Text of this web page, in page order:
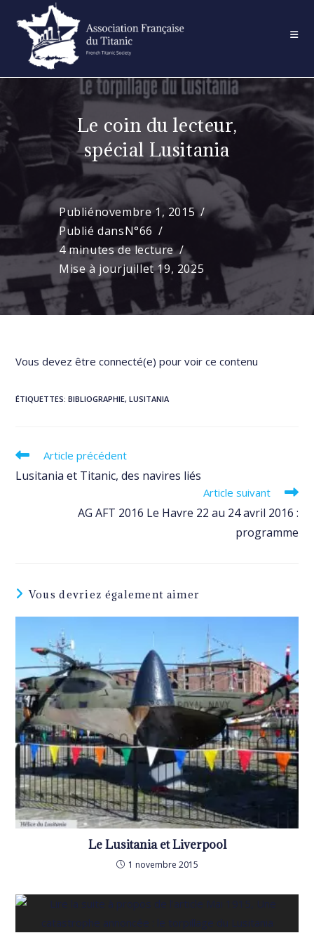
content
Le coin du lecteur,
spécial Lusitania
Publiénovembre 1, 2015
Publié dansN°66
4 minutes de lecture
Mise à jourjuillet 19, 2025
Vous devez être connecté(e) pour voir ce contenu
ÉTIQUETTES:BIBLIOGRAPHIE, LUSITANIA
Read
articles
Article précédent
Lusitania et Titanic, des navires liés
Article suivant
AG AFT 2016 Le Havre 22 au 24 avril 2016 :
programme
Vous devriez également aimer
Le Lusitania et Liverpool
1 novembre 2015